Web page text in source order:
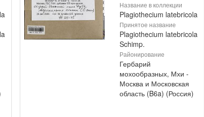
Название в коллекции
Plagiothecium latebricola
Принятое название
Plagiothecium latebricola
Schimp.
Районирование
Гербарий
мохообразных, Мхи -
Москва и Московская
область (B6a) (Россия)